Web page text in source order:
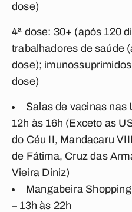
dose)
4ª dose: 30+ (após 120
trabalhadores de saúde
dose);
dose)
Salas de vacinas nas
12h às 16h (Exceto as
do Céu II, Mandacaru
de Fátima, Cruz das
Vieira Diniz)
Mangabeira
– 13h às 22h